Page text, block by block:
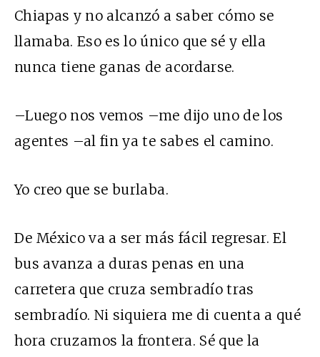
Chiapas y no alcanzó a saber cómo se
llamaba. Eso es lo único que sé y ella
nunca tiene ganas de acordarse.
–Luego nos vemos –me dijo uno de los
agentes –al fin ya te sabes el camino.
Yo creo que se burlaba.
De México va a ser más fácil regresar. El
bus avanza a duras penas en una
carretera que cruza sembradío tras
sembradío. Ni siquiera me di cuenta a qué
hora cruzamos la frontera. Sé que la